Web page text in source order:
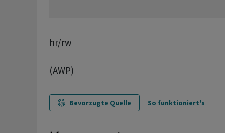
hr/rw
(AWP)
Bevorzugte Quelle So funktioniert's